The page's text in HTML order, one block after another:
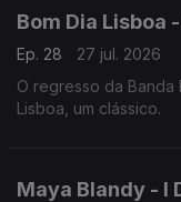
Bom Dia Lisboa
Ep. 28
27 jul. 2026
O regresso da Banda
Lisboa, um clássico.
Maya Blandy - I